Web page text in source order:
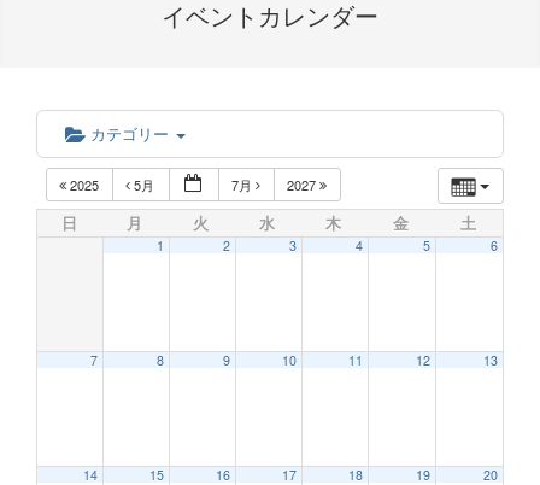
イベントカレンダー
カテゴリー
2025 5月 7月 2027
日 月 火 水 木 金 土
1 2 3 4 5 6
7 8 9 10 11 12 13
14 15 16 17 18 19 20